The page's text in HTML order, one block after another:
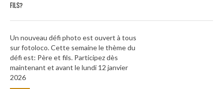
FILS?
Un nouveau défi photo est ouvert à tous
sur fotoloco. Cette semaine le thème du
défi est: Père et fils. Participez dès
maintenant et avant le lundi 12 janvier
2026